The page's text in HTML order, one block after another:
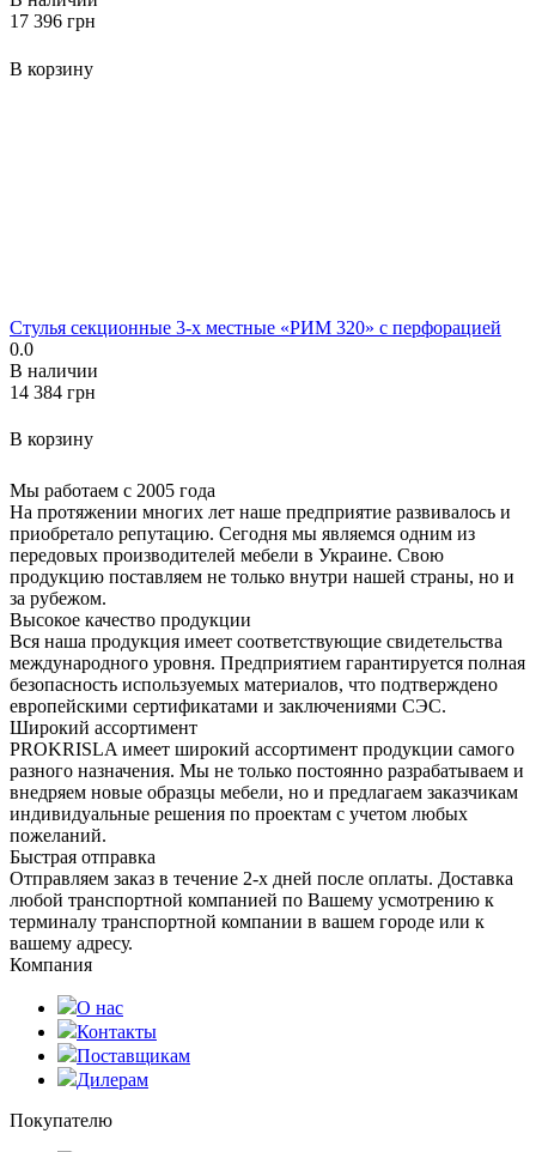
‍17 396‍ грн
В корзину
Стулья секционные 3-х местные «РИМ 320» с перфорацией
0.0
В наличии
‍14 384‍ грн
В корзину
Мы работаем с 2005 года
На протяжении многих лет наше предприятие развивалось и
приобретало репутацию. Сегодня мы являемся одним из
передовых производителей мебели в Украине. Свою
продукцию поставляем не только внутри нашей страны, но и
за рубежом.
Высокое качество продукции
Вся наша продукция имеет соответствующие свидетельства
международного уровня. Предприятием гарантируется полная
безопасность используемых материалов, что подтверждено
европейскими сертификатами и заключениями СЭС.
Широкий ассортимент
PROKRISLA имеет широкий ассортимент продукции самого
разного назначения. Мы не только постоянно разрабатываем и
внедряем новые образцы мебели, но и предлагаем заказчикам
индивидуальные решения по проектам с учетом любых
пожеланий.
Быстрая отправка
Отправляем заказ в течение 2-х дней после оплаты. Доставка
любой транспортной компанией по Вашему усмотрению к
терминалу транспортной компании в вашем городе или к
вашему адресу.
Компания
О нас
Контакты
Поставщикам
Дилерам
Покупателю